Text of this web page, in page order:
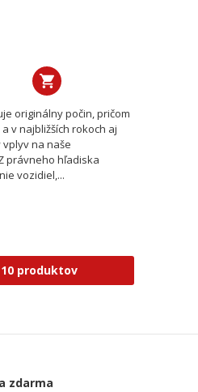
originálny počin, pričom
v najbližších rokoch aj
na naše
právneho hľadiska
vozidiel,...
produktov
zdarma